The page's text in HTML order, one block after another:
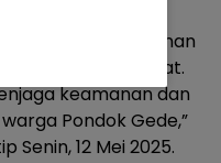
komitmen
pelayanan
masyarakat.
keamanan dan
Pondok Gede,”
Senin, 12 Mei 2025.